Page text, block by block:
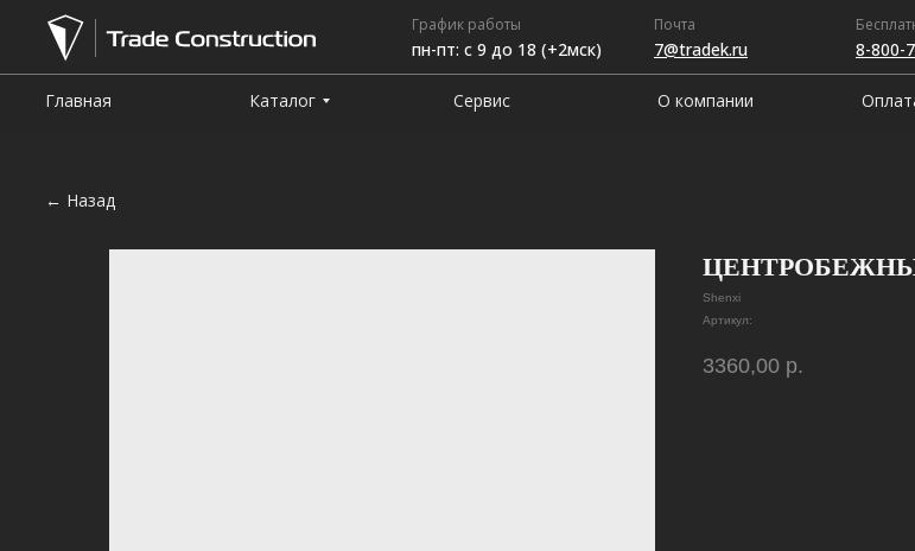
8-800-
7@tradek.ru
Почта
График работы
пн-пт: с 9 до 18 (+2мск)
Главная Каталог Сервис О компании
← Назад
Shenxi
Артикул:
3360,00 р.